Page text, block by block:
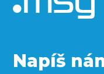
Napíš